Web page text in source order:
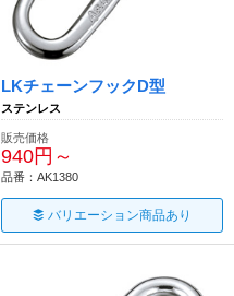
LKチェーンフックD型
ステンレス
販売価格
940円～
品番：AK1380
バリエーション商品あり